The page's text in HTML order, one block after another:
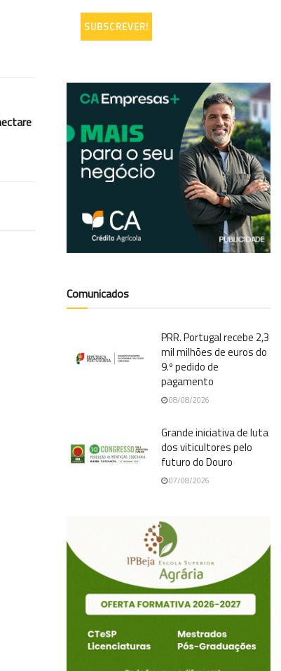
Comunicados
PRR. Portugal recebe 2,3
mil milhões de euros do
9.º pedido de
pagamento
08/08/2026
Grande iniciativa de luta
dos viticultores pelo
futuro do Douro
07/08/2026